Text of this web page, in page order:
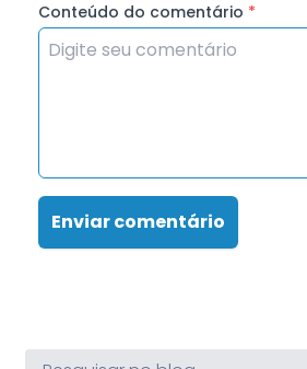
Conteúdo do comentário *
Enviar comentário